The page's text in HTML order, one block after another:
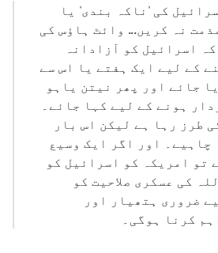
کی 'ناکہ بندی' یا
نہ کریں... وائٹ ہاؤس کی
اسرائیل کو آزادانہ
کے لیے ایک ہفتے یا اس سے
جائے اور پھر نیتن یاہو
ہونے کے لیے کہا جائے۔
طرز رہا ہے لیکن اس بار
چاہیے۔ اور اگر ایک وسیع
تو امریکہ کو اسرائیل کو
کی عسکری صلاحیت کو
ضروری ہتھیار اور
کرنا ہوگی۔